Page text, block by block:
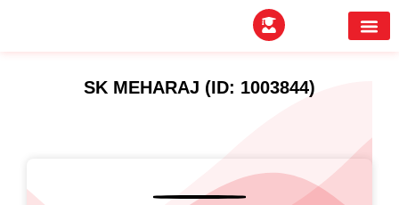
SK MEHARAJ (ID: 1003844)